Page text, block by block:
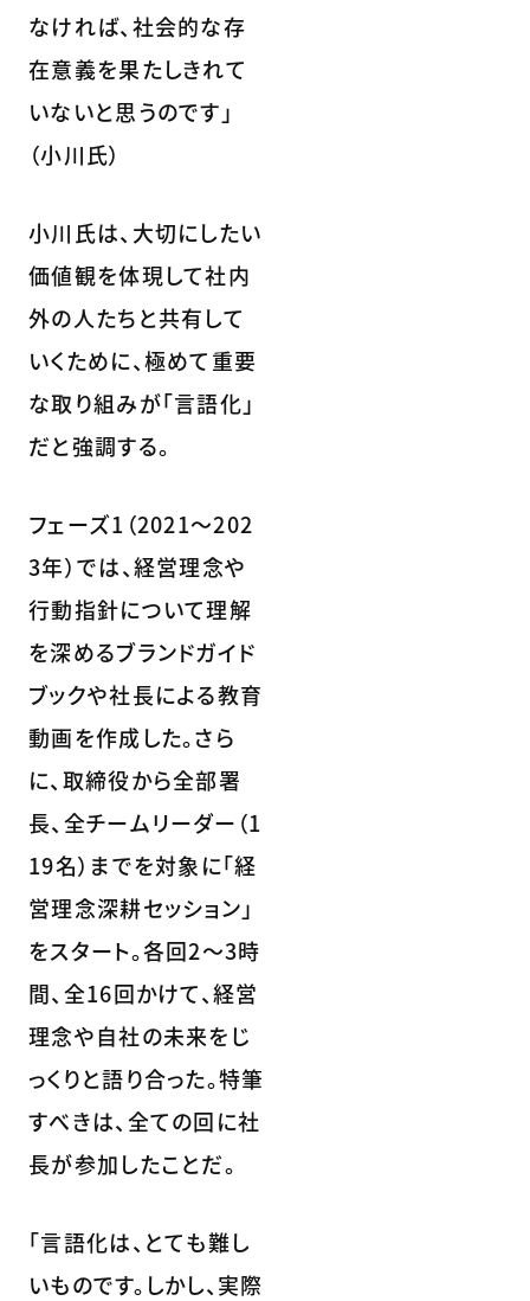
なければ、社会的な存
在意義を果たしきれて
いないと思うのです」
（小川氏）
小川氏は、大切にしたい
価値観を体現して社内
外の人たちと共有して
いくために、極めて重要
な取り組みが「言語化」
だと強調する。
フェーズ1（2021〜202
3年）では、経営理念や
行動指針について理解
を深めるブランドガイド
ブックや社長による教育
動画を作成した。さら
に、取締役から全部署
長、全チームリーダー（1
19名）までを対象に「経
営理念深耕セッション」
をスタート。各回2〜3時
間、全16回かけて、経営
理念や自社の未来をじ
っくりと語り合った。特筆
すべきは、全ての回に社
長が参加したことだ。
「言語化は、とても難し
いものです。しかし、実際